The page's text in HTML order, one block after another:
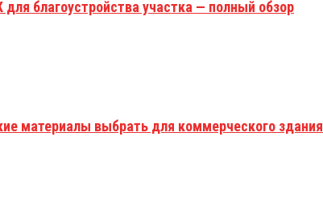
благоустройства участка — полный обзор
материалы выбрать для коммерческого здания